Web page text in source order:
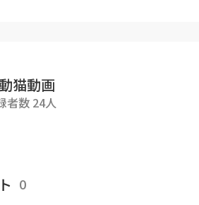
らり散歩を中心に、猫島等
、茶トラ、ブチ猫、黒ブチ
きます。
とゴロゴロ喉を鳴らす、膝
猫動画
者数 24人
0